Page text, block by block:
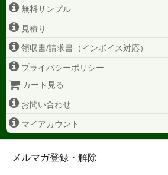
無料サンプル
見積り
領収書/請求書（インボイス対応）
プライバシーポリシー
カート見る
お問い合わせ
マイアカウント
メルマガ登録・解除